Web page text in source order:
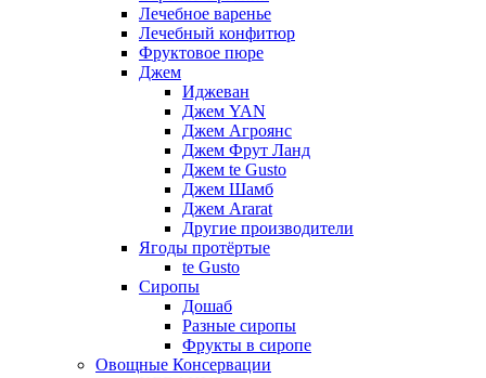
Лечебное варенье
Лечебный конфитюр
Фруктовое пюре
Джем
Иджеван
Джем YAN
Джем Агроянс
Джем Фрут Ланд
Джем te Gusto
Джем Шамб
Джем Ararat
Другие производители
Ягоды протёртые
te Gusto
Сиропы
Дошаб
Разные сиропы
Фрукты в сиропе
Овощные Консервации